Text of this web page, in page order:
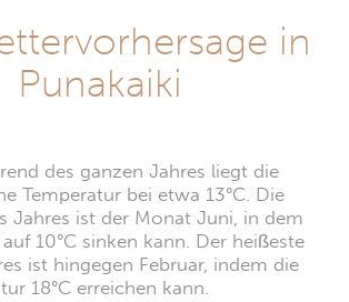
in
Punakaiki
des ganzen Jahres liegt die
Temperatur bei etwa 13°C. Die
Jahres ist der Monat Juni, in dem
10°C sinken kann. Der heißeste
ist hingegen Februar, indem die
18°C erreichen kann.